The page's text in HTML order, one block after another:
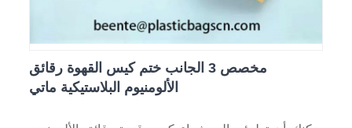
مخصص 3 الجانب ختم كيس القهوة رقائق
الألومنيوم البلاستيكية ماتي